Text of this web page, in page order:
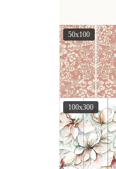
50x100
100x300